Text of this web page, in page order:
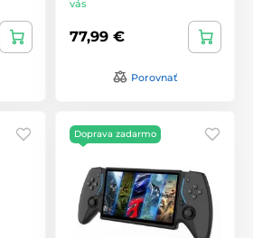
vás
77,99 €
Porovnať
Doprava zadarmo